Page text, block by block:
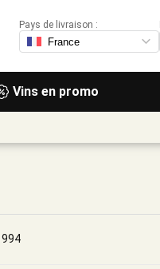
Vins en promo
Pays de livraison :